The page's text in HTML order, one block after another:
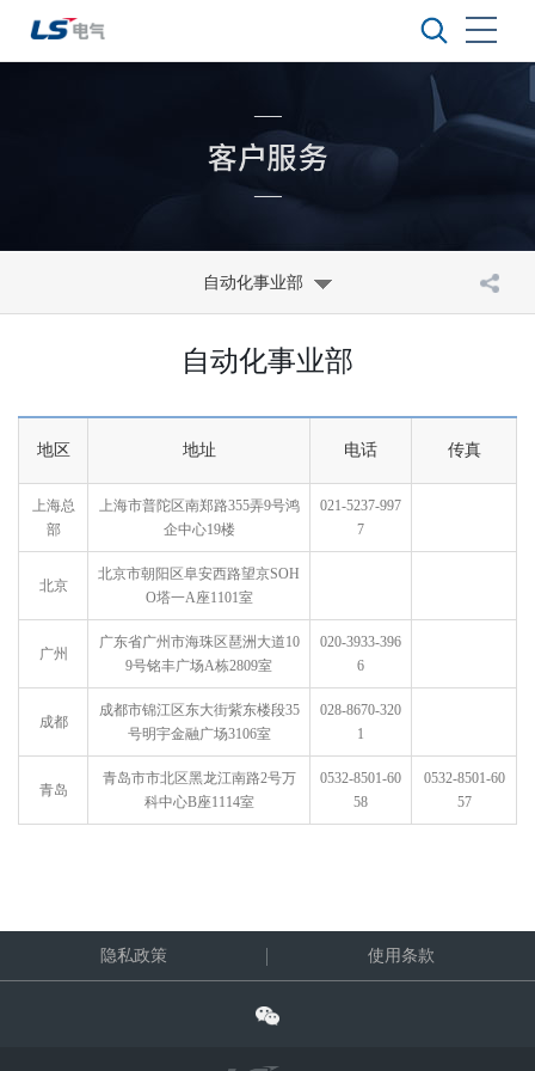
自动化事业部
自动化事业部
地区 地址 电话 传真
上海总
部
上海市普陀区南郑路355弄9号鸿
企中心19楼
021-5237-997
7
北京
北京市朝阳区阜安西路望京SOH
O塔一A座1101室
广州
广东省广州市海珠区琶洲大道10
9号铭丰广场A栋2809室
020-3933-396
6
成都
成都市锦江区东大街紫东楼段35
号明宇金融广场3106室
028-8670-320
1
青岛
青岛市市北区黑龙江南路2号万
科中心B座1114室
0532-8501-60
58
0532-8501-60
57
隐私政策 使用条款